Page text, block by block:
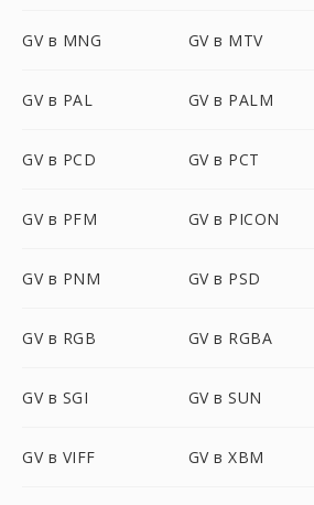
GV в MNG GV в MTV
GV в PAL GV в PALM
GV в PCD GV в PCT
GV в PFM GV в PICON
GV в PNM GV в PSD
GV в RGB GV в RGBA
GV в SGI GV в SUN
GV в VIFF GV в XBM